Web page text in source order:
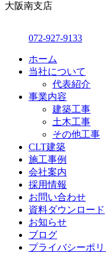
大阪南支店
072-927-9133
ホーム
当社について
代表紹介
事業内容
建築工事
土木工事
その他工事
CLT建築
施工事例
会社案内
採用情報
お問い合わせ
資料ダウンロード
お知らせ
ブログ
プライバシーポ